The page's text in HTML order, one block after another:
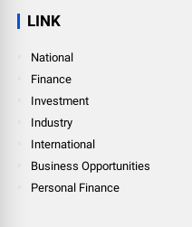
LINK
National
Finance
Investment
Industry
International
Business Opportunities
Personal Finance